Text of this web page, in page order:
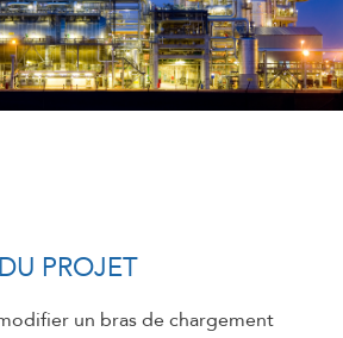
PROJET
un bras de chargement